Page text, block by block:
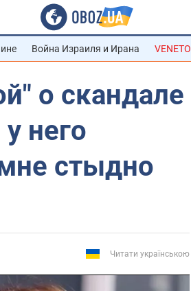
Война Израиля и Ирана VENETO
о скандале
него
стыдно
Читати українською